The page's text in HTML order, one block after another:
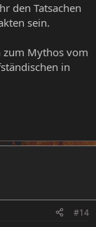
den Tatsachen
sein.
zum Mythos vom
in
#14